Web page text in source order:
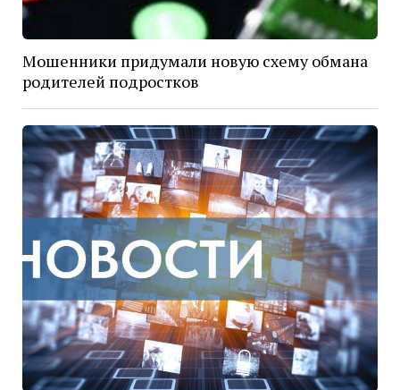
Мошенники придумали новую схему обмана
родителей подростков